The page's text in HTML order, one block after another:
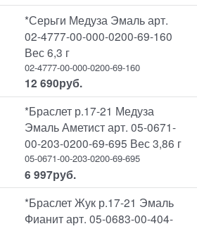
*Серьги Медуза Эмаль арт.
02-4777-00-000-0200-69-160
Вес 6,3 г
02-4777-00-000-0200-69-160
12 690руб.
*Браслет р.17-21 Медуза
Эмаль Аметист арт. 05-0671-
00-203-0200-69-695 Вес 3,86 г
05-0671-00-203-0200-69-695
6 997руб.
*Браслет Жук р.17-21 Эмаль
Фианит арт. 05-0683-00-404-